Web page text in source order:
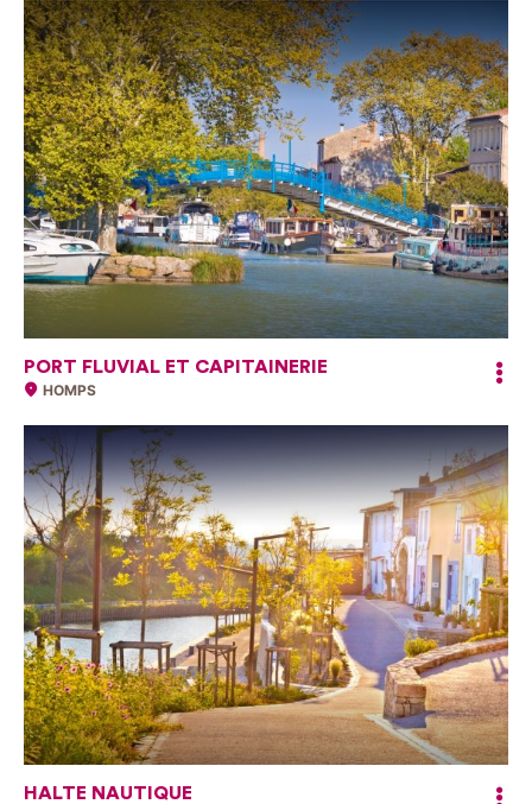
PORT FLUVIAL ET CAPITAINERIE
HOMPS
HALTE NAUTIQUE